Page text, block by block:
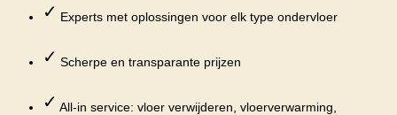
✓ Experts met oplossingen voor elk type ondervloer
✓ Scherpe en transparante prijzen
✓ All-in service: vloer verwijderen, vloerverwarming,